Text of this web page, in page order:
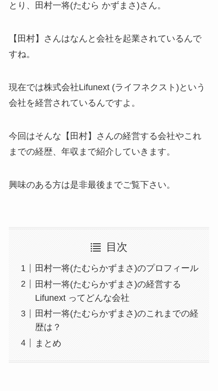
とり、田村一将(たむら かずまさ)さん。
【田村】さんはなんと会社を起業されているんで
すね。
現在では株式会社Lifunext (ライフネクスト)という
会社を経営されているんですよ。
今回はそんな【田村】さんの経営する会社やこれ
までの経歴、年収まで紹介していきます。
興味のある方は是非最後までご覧下さい。
目次
田村一将(たむらかずまさ)のプロフィール
田村一将(たむらかずまさ)の経営する
Lifunext ってどんな会社
田村一将(たむらかずまさ)のこれまでの経
歴は？
まとめ